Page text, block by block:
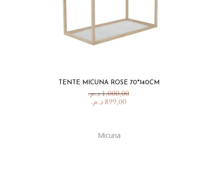
TENTE MICUNA ROSE 70*140CM
1.000,00د.م.
899,00 د.م.
Micuna